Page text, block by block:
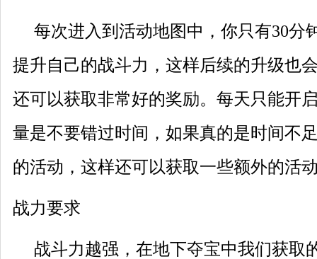
每次进入到活动地图中，你只有30分
提升自己的战斗力，这样后续的升级也
还可以获取非常好的奖励。每天只能开
量是不要错过时间，如果真的是时间不
的活动，这样还可以获取一些额外的活
战力要求
战斗力越强，在地下夺宝中我们获取